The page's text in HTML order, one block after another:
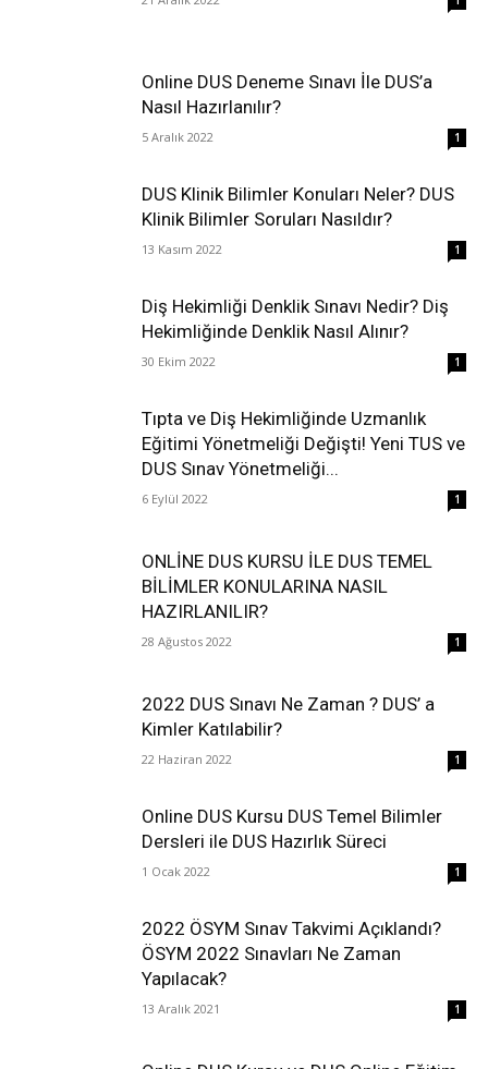
Online DUS Deneme Sınavı İle DUS’a
Nasıl Hazırlanılır?
5 Aralık 2022 1
DUS Klinik Bilimler Konuları Neler? DUS
Klinik Bilimler Soruları Nasıldır?
13 Kasım 2022 1
Diş Hekimliği Denklik Sınavı Nedir? Diş
Hekimliğinde Denklik Nasıl Alınır?
30 Ekim 2022 1
Tıpta ve Diş Hekimliğinde Uzmanlık
Eğitimi Yönetmeliği Değişti! Yeni TUS ve
DUS Sınav Yönetmeliği...
6 Eylül 2022 1
ONLİNE DUS KURSU İLE DUS TEMEL
BİLİMLER KONULARINA NASIL
HAZIRLANILIR?
28 Ağustos 2022 1
2022 DUS Sınavı Ne Zaman ? DUS’ a
Kimler Katılabilir?
22 Haziran 2022 1
Online DUS Kursu DUS Temel Bilimler
Dersleri ile DUS Hazırlık Süreci
1 Ocak 2022 1
2022 ÖSYM Sınav Takvimi Açıklandı?
ÖSYM 2022 Sınavları Ne Zaman
Yapılacak?
13 Aralık 2021 1